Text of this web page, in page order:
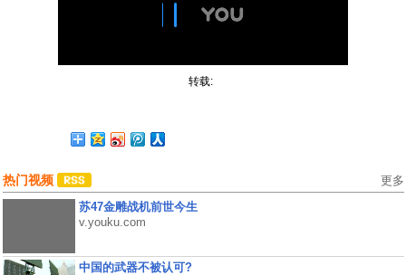
转载:
热门视频 更多
苏47金雕战机前世今生
v.youku.com
中国的武器不被认可?